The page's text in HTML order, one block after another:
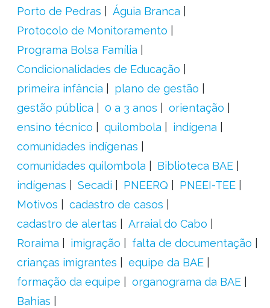
Porto de Pedras
Águia Branca
Protocolo de Monitoramento
Programa Bolsa Família
Condicionalidades de Educação
primeira infância
plano de gestão
gestão pública
0 a 3 anos
orientação
ensino técnico
quilombola
indígena
comunidades indígenas
comunidades quilombola
Biblioteca BAE
indígenas
Secadi PNEERQ
PNEEI-TEE
Motivos
cadastro de casos
cadastro de alertas
Arraial do Cabo
Roraima
imigração
falta de documentação
crianças imigrantes
equipe da BAE
formação da equipe
organograma da BAE
Bahias